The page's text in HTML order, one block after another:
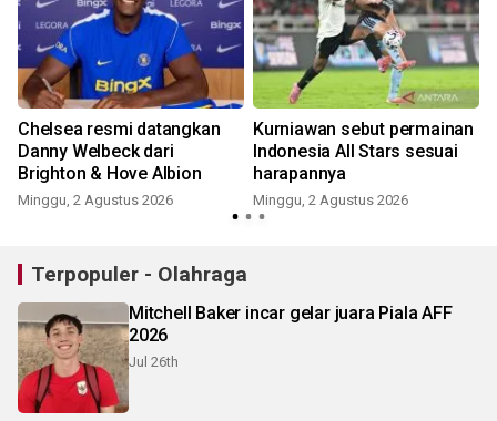
Chelsea resmi datangkan
Danny Welbeck dari
Brighton & Hove Albion
Minggu, 2 Agustus 2026
Kurniawan sebut permainan
Indonesia All Stars sesuai
harapannya
Minggu, 2 Agustus 2026
Terpopuler - Olahraga
Mitchell Baker incar gelar juara Piala AFF
2026
Jul 26th